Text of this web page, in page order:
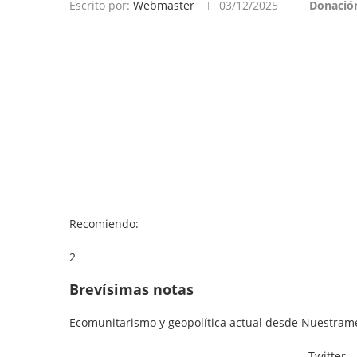
Escrito por: Webmaster 03/12/2025
Recomiendo:
2
Brevísimas notas
Ecomunitarismo y geopolítica actual desde